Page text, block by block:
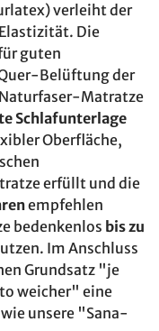
verleiht der
Die
guten
Belüftung der
Matratze
Schlafunterlage
Oberfläche,
erfüllt und die
empfehlen
bedenkenlos bis zu
Im Anschluss
Grundsatz "je
weicher" eine
unsere "Sana-